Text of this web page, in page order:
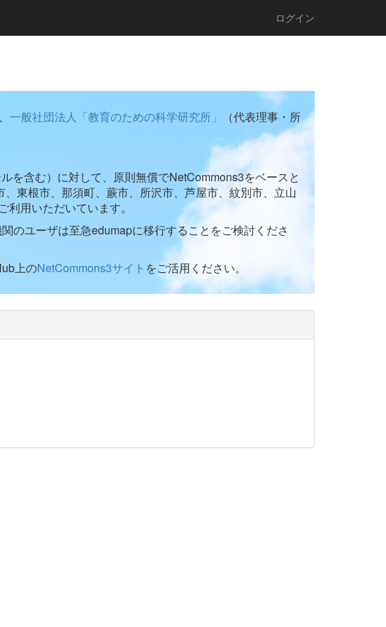
ログイン
一般社団法人「教育のための科学研究所」
（代表理事・所
を含む）に対して、原則無償でNetCommons3をベースと
東根市、那須町、蕨市、所沢市、芦屋市、紋別市、立山
用いただいています。
のユーザは至急edumapに移行することをご検討くださ
上のNetCommons3サイト をご活用ください。